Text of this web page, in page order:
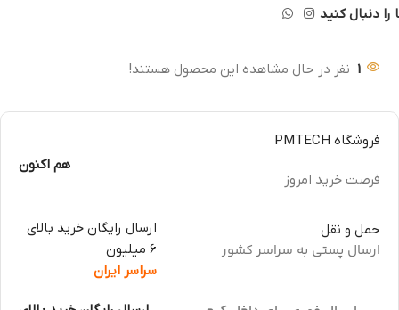
را دنبال کنید
1 نفر در حال مشاهده این محصول هستند!
فروشگاه PMTECH
فرصت خرید امروز
هم اکنون
حمل و نقل
ارسال پستی به سراسر کشور
ارسال رایگان خرید بالای
6 میلیون
سراسر ایران